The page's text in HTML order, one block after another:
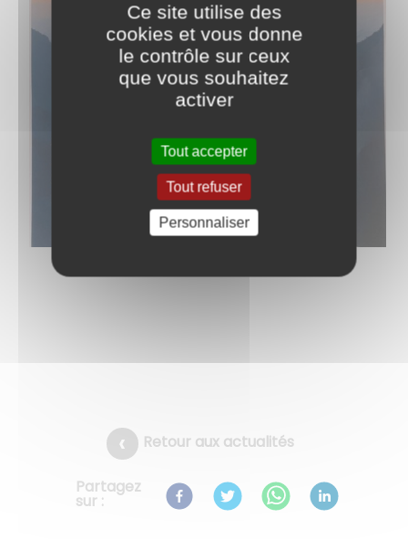
Retour aux actualités
Partagez
sur :
Ce site utilise des
cookies et vous donne
le contrôle sur ceux
que vous souhaitez
activer
Tout accepter
Tout refuser
Personnaliser